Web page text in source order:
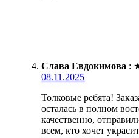
Слава Евдокимова :
08.11.2025
Толковые ребята!
осталась в полном
качественно,
всем, кто хочет